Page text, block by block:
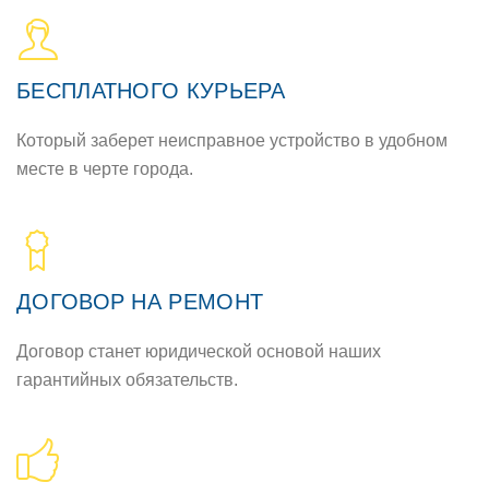
БЕСПЛАТНОГО КУРЬЕРА
Который заберет неисправное устройство в удобном
месте в черте города.
ДОГОВОР НА РЕМОНТ
Договор станет юридической основой наших
гарантийных обязательств.